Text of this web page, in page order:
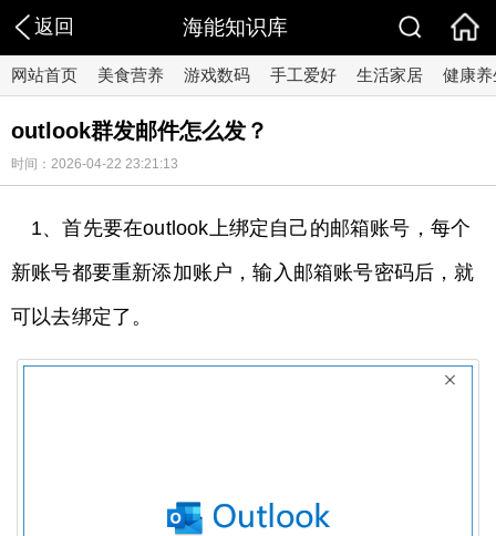
返回 海能知识库
网站首页 美食营养 游戏数码 手工爱好 生活家居 健康养
outlook群发邮件怎么发？
时间：2026-04-22 23:21:13
1、首先要在outlook上绑定自己的邮箱账号，每个
新账号都要重新添加账户，输入邮箱账号密码后，就
可以去绑定了。